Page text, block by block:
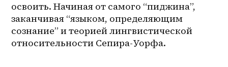
освоить. Начиная от самого “пиджина”,
заканчивая “языком, определяющим
сознание” и теорией лингвистической
относительности Сепира-Уорфа.